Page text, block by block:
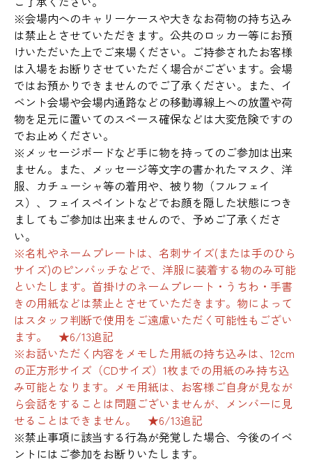
※会場内へのキャリーケースや大きなお荷物の持ち込み
は禁止とさせていただきます。公共のロッカー等にお預
けいただいた上でご来場ください。ご持参されたお客様
は入場をお断りさせていただく場合がございます。会場
ではお預かりできませんのでご了承ください。また、イ
ベント会場や会場内通路などの移動導線上への放置や荷
物を足元に置いてのスペース確保などは大変危険ですの
でお止めください。
※メッセージボードなど手に物を持ってのご参加は出来
ません。また、メッセージ等文字の書かれたマスク、洋
服、カチューシャ等の着用や、被り物（フルフェイ
ス）、フェイスペイントなどでお顔を隠した状態につき
ましてもご参加は出来ませんので、予めご了承くださ
い。
※名札やネームプレートは、名刺サイズ(または手のひら
サイズ)のピンバッチなどで、洋服に装着する物のみ可能
といたします。首掛けのネームプレート・うちわ・手書
きの用紙などは禁止とさせていただきます。物によって
はスタッフ判断で使用をご遠慮いただく可能性もござい
ます。 ★6/13追記
※お話いただく内容をメモした用紙の持ち込みは、12cm
の正方形サイズ（CDサイズ）1枚までの用紙のみ持ち込
み可能となります。メモ用紙は、お客様ご自身が見なが
ら会話をすることは問題ございませんが、メンバーに見
せることはできません。 ★6/13追記
※禁止事項に該当する行為が発覚した場合、今後のイベ
ントにはご参加をお断りいたします。